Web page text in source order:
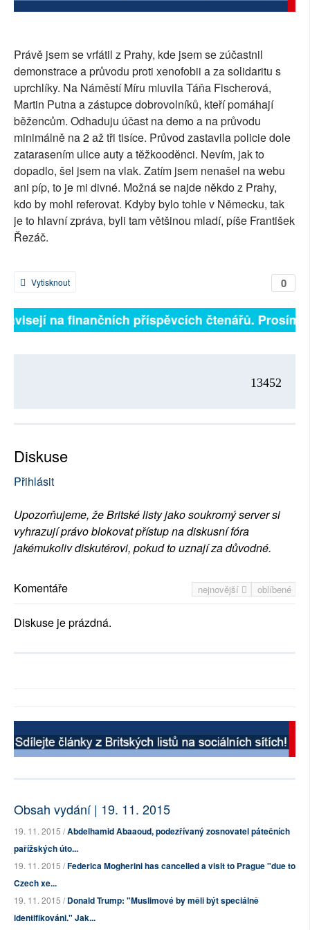
RUBRIKY
PLNÁ VERZE STRÁNEK
Právě jsem se vrfátil z Prahy, kde jsem se zúčastnil
demonstrace a průvodu proti xenofobii a za solidaritu s
uprchlíky. Na Náměstí Míru mluvila Táňa Fischerová,
Martin Putna a zástupce dobrovolníků, kteří pomáhají
běžencům. Odhaduju účast na demo a na průvodu
minimálně na 2 až tři tisíce. Průvod zastavila policie dole
zatarasením ulice auty a těžkooděnci. Nevím, jak to
dopadlo, šel jsem na vlak. Zatím jsem nenašel na webu
ani píp, to je mi divné. Možná se najde někdo z Prahy,
kdo by mohl referovat. Kdyby bylo tohle v Německu, tak
je to hlavní zpráva, byli tam většinou mladí, píše František
Řezáč.
0
Vytisknout
na finančních příspěvcích čtenářů.
13452
Diskuse
Přihlásit
Upozorňujeme, že Britské listy jako soukromý server si
vyhrazují právo blokovat přístup na diskusní fóra
jakémukoliv diskutérovi, pokud to uznají za důvodné.
nejnovější oblíbené
Komentáře
Diskuse je prázdná.
Obsah vydání | 19. 11. 2015
19. 11. 2015 /Abdelhamid Abaaoud, podezřívaný zosnovatel pátečních
pařížských úto...
19. 11. 2015 /Federica Mogherini has cancelled a visit to Prague "due to
Czech xe...
19. 11. 2015 /Donald Trump: "Muslimové by měli být speciálně
identifikováni." Jak...